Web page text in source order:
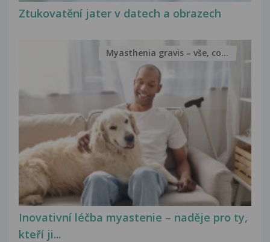
Ztukovatění jater v datech a obrazech
Inovativní léčba myastenie – naděje pro ty,
kteří ji...
Myasthenia gravis – vše, co...